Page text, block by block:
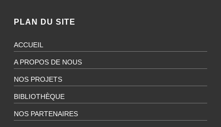
PLAN DU SITE
ACCUEIL
A PROPOS DE NOUS
NOS PROJETS
BIBLIOTHÈQUE
NOS PARTENAIRES